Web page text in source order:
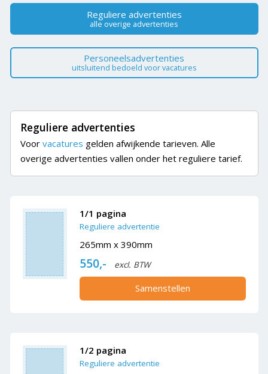
Reguliere advertenties
alle overige advertenties
Personeelsadvertenties
uitsluitend bedoeld voor vacatures
Reguliere advertenties
Voor vacatures gelden afwijkende tarieven. Alle
overige advertenties vallen onder het reguliere tarief.
1/1 pagina
Reguliere advertentie
265mm x 390mm
550,- excl. BTW
Samenstellen
1/2 pagina
Reguliere advertentie